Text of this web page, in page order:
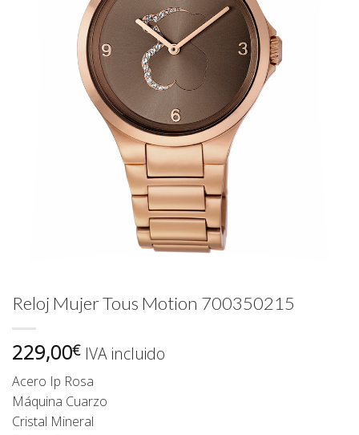
Reloj Mujer Tous Motion 700350215
229,00€ IVA incluido
Acero Ip Rosa
Máquina Cuarzo
Cristal Mineral